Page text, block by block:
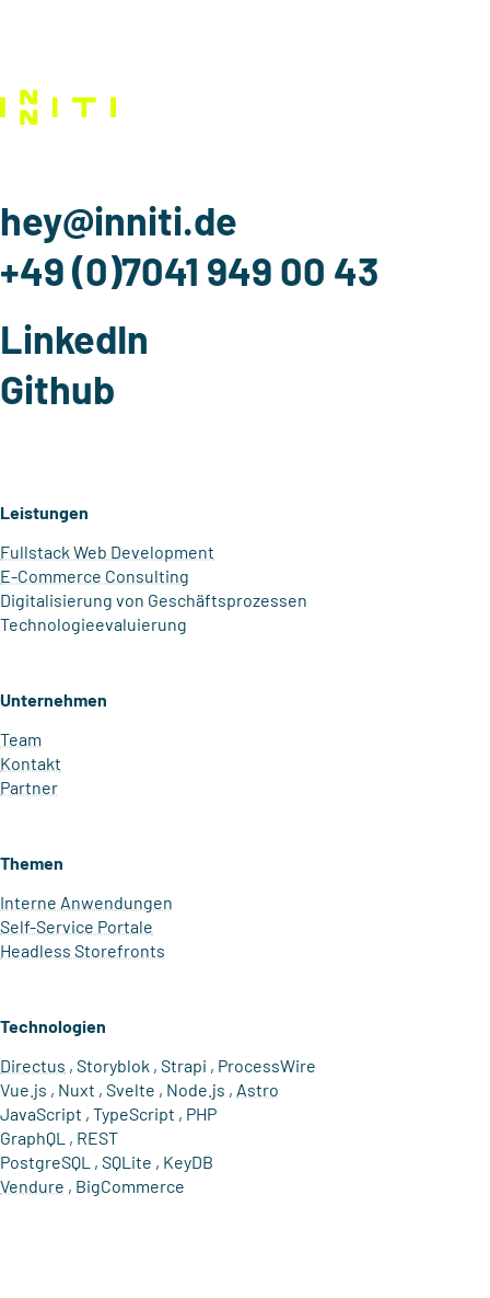
hey@inniti.de
+49 (0)7041 949 00 43
LinkedIn
Github
Leistungen
Fullstack Web Development
E-Commerce Consulting
Digitalisierung von Geschäftsprozessen
Technologie­evaluierung
Unternehmen
Team
Kontakt
Partner
Themen
Interne Anwendungen
Self-Service Portale
Headless Storefronts
Technologien
Directus Storyblok Strapi
ProcessWire
Vue.js
Nuxt Svelte Node.js
Astro
JavaScript TypeScript
PHP
GraphQL
REST
PostgreSQL
SQLite
KeyDB
Vendure
BigCommerce